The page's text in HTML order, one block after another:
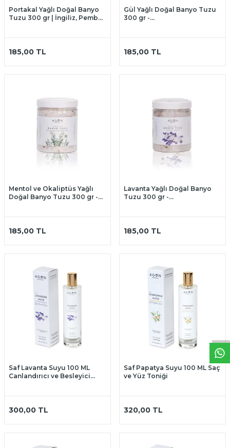
Portakal Yağlı Doğal Banyo
Tuzu 300 gr | İngiliz, Pembe
185,00 TL
Gül Yağlı Doğal Banyo Tuzu
300 gr -
185,00 TL
Mentol ve Okaliptüs Yağlı
Doğal Banyo Tuzu 300 gr -
185,00 TL
Lavanta Yağlı Doğal Banyo
Tuzu 300 gr -
185,00 TL
Saf Lavanta Suyu 100 ML
Canlandırıcı ve Besleyici
300,00 TL
Saf Papatya Suyu 100 ML Saç
ve Yüz Toniği
320,00 TL